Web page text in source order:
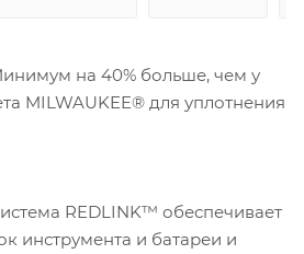
на 40% больше, чем у
MILWAUKEE® для уплотнения
REDLINK™ обеспечивает
инструмента и батареи и